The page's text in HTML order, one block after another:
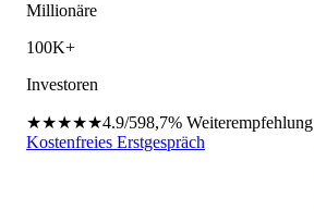
Millionäre
100K+
Investoren
★★★★★4.9/598,7% Weiterempfehlung
Kostenfreies Erstgespräch